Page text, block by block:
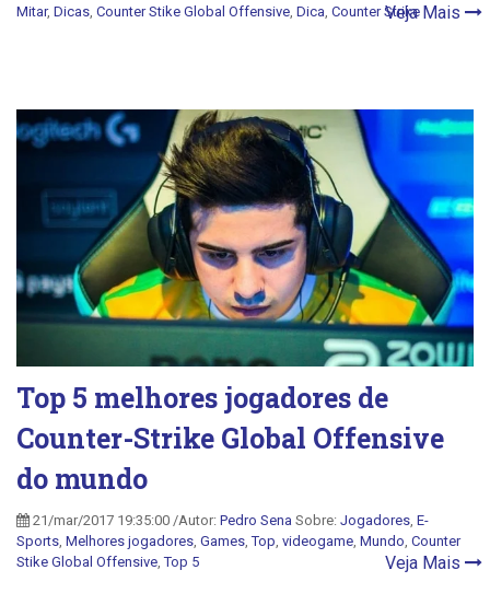
Mitar, Dicas Counter Stike Global Offensive Dica Counter StrikeVeja Mais
Top 5 melhores jogadores de
Counter-Strike Global Offensive
do mundo
21/mar/2017 19:35:00 /Autor: Pedro Sena Sobre: Jogadores E-
Sports Melhores jogadores Games ,Top videogame Mundo Counter
Stike Global Offensive ,Top 5 Veja Mais